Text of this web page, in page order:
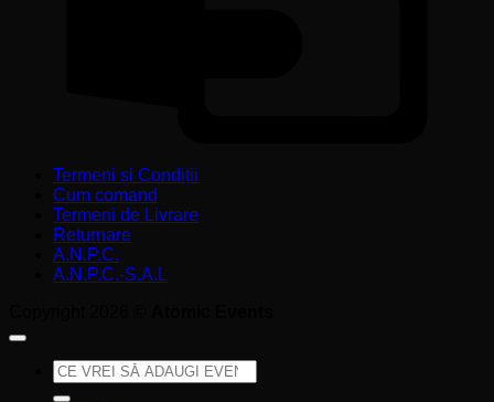
Termeni și Condiții
Cum comand
Termeni de Livrare
Returnare
A.N.P.C.
A.N.P.C.-S.A.L
Caută
după: